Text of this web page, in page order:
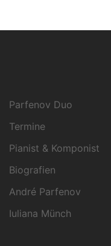
Parfenov Duo
Termine
Pianist & Komponist
Biografien
André Parfenov
Iuliana Münch